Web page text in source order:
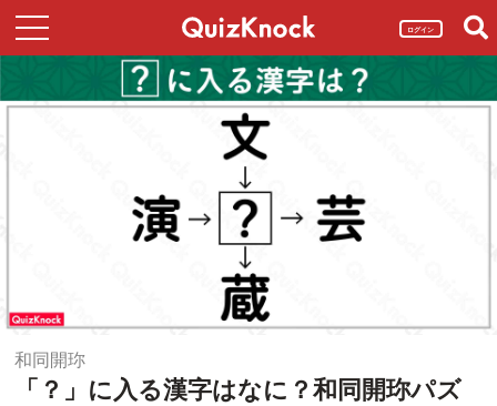
ログイン
和同開珎
「？」に入る漢字はなに？和同開珎パズ